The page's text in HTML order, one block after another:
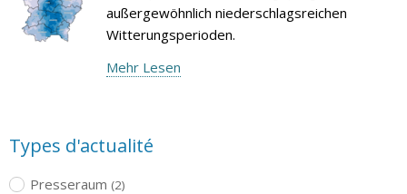
außergewöhnlich niederschlagsreichen
Witterungsperioden.
Mehr Lesen
Types d'actualité
Presseraum (2)